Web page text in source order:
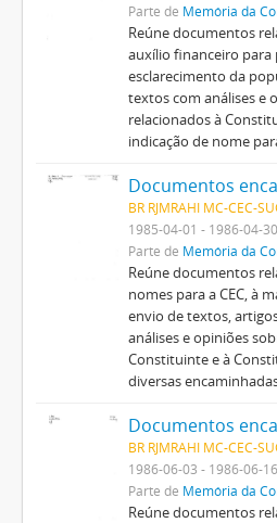
Parte de Memória da
Reúne documentos
auxílio financeiro para
esclarecimento da
textos com análises e
relacionados à
indicação de nome
BR RJMRAHI MC-CEC-
1985-04-01 - 1986-04-30
Parte de Memória da
Reúne documentos
nomes para a CEC, à
envio de textos,
análises e opiniões
Constituinte e à
diversas
BR RJMRAHI MC-CEC-
1986-06-03 - 1986-06-16
Parte de Memória da
Reúne documentos